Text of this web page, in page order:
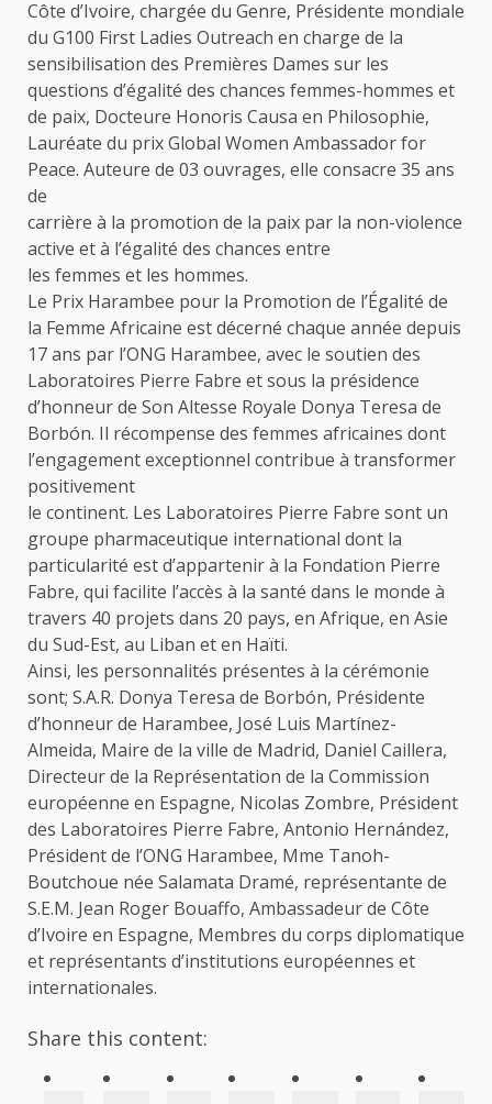
Côte d’Ivoire, chargée du Genre, Présidente mondiale
du G100 First Ladies Outreach en charge de la
sensibilisation des Premières Dames sur les
questions d’égalité des chances femmes-hommes et
de paix, Docteure Honoris Causa en Philosophie,
Lauréate du prix Global Women Ambassador for
Peace. Auteure de 03 ouvrages, elle consacre 35 ans
de
carrière à la promotion de la paix par la non-violence
active et à l’égalité des chances entre
les femmes et les hommes.
Le Prix Harambee pour la Promotion de l’Égalité de
la Femme Africaine est décerné chaque année depuis
17 ans par l’ONG Harambee, avec le soutien des
Laboratoires Pierre Fabre et sous la présidence
d’honneur de Son Altesse Royale Donya Teresa de
Borbón. Il récompense des femmes africaines dont
l’engagement exceptionnel contribue à transformer
positivement
le continent. Les Laboratoires Pierre Fabre sont un
groupe pharmaceutique international dont la
particularité est d’appartenir à la Fondation Pierre
Fabre, qui facilite l’accès à la santé dans le monde à
travers 40 projets dans 20 pays, en Afrique, en Asie
du Sud-Est, au Liban et en Haïti.
Ainsi, les personnalités présentes à la cérémonie
sont; S.A.R. Donya Teresa de Borbón, Présidente
d’honneur de Harambee, José Luis Martínez-
Almeida, Maire de la ville de Madrid, Daniel Caillera,
Directeur de la Représentation de la Commission
européenne en Espagne, Nicolas Zombre, Président
des Laboratoires Pierre Fabre, Antonio Hernández,
Président de l’ONG Harambee, Mme Tanoh-
Boutchoue née Salamata Dramé, représentante de
S.E.M. Jean Roger Bouaffo, Ambassadeur de Côte
d’Ivoire en Espagne, Membres du corps diplomatique
et représentants d’institutions européennes et
internationales.
Share this content: